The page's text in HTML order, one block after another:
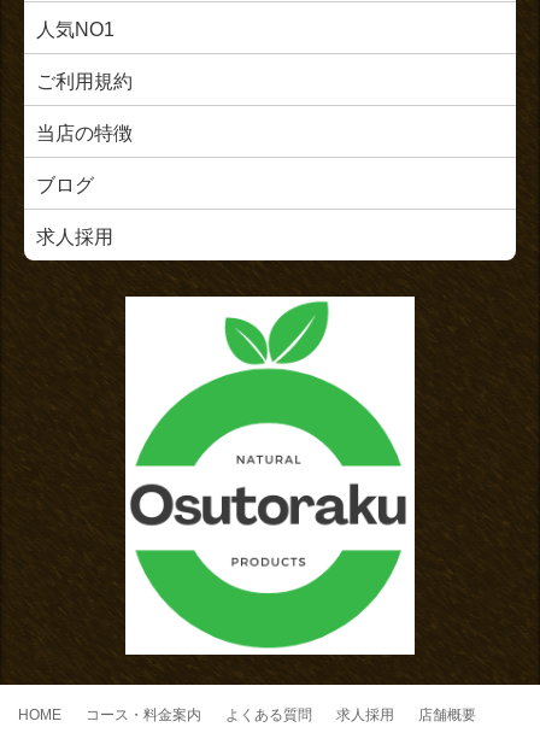
人気NO1
ご利用規約
当店の特徴
ブログ
求人採用
HOME コース・料金案内 よくある質問 求人採用 店舗概要